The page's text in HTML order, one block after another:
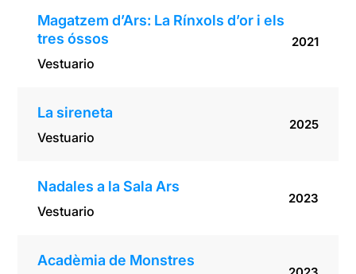
Magatzem d’Ars: La Rínxols d’or i els
tres óssos
Vestuario
2021
La sireneta
Vestuario
2025
Nadales a la Sala Ars
Vestuario
2023
Acadèmia de Monstres